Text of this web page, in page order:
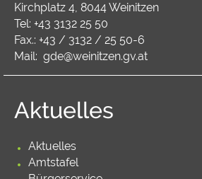
Kirchplatz 4, 8044 Weinitzen
Tel: +43 3132 25 50
Fax.: +43 / 3132 / 25 50-6
Mail: gde@weinitzen.gv.at
Aktuelles
Aktuelles
Amtstafel